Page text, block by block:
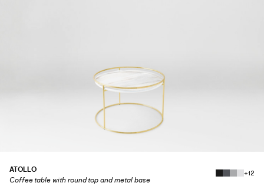
ATOLLO
Coffee table with round top and metal base
+12